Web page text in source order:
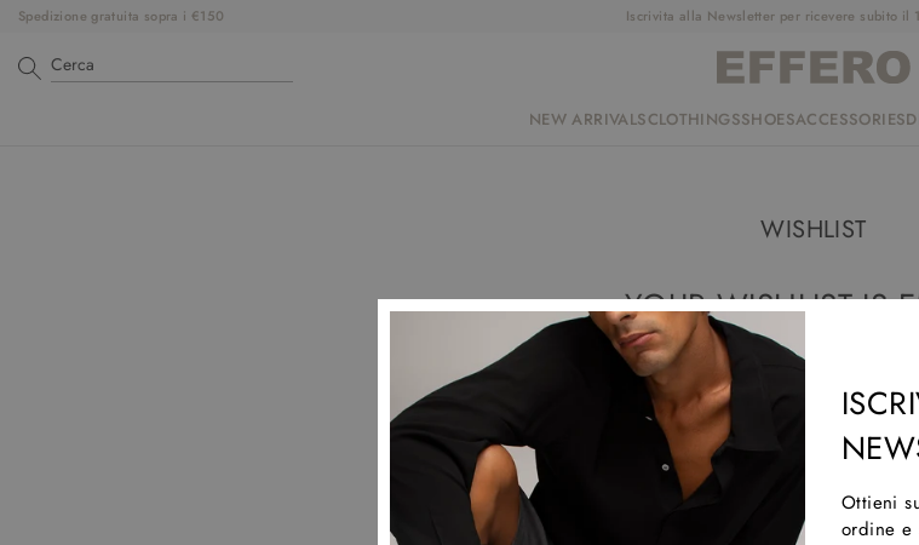
Spedizione gratuita sopra i €150 Iscrivita alla Newsletter per ricevere subito il
NEW ARRIVALSCLOTHINGSSHOESACCESSORIES
Ottieni
ordine e
WISHLIST
YOUR WISHLIST IS